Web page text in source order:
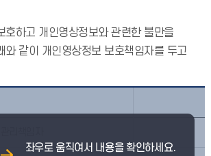
호하고 개인영상정보와 관련한 불만을
와 같이 개인영상정보 보호책임자를 두고